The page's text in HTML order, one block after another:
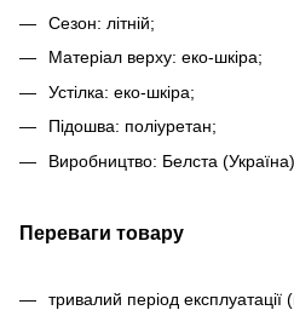
Сезон: літній;
Матеріал верху: еко-шкіра;
Устілка: еко-шкіра;
Підошва: поліуретан;
Виробництво: Белста (Україна).
Переваги товару
тривалий період